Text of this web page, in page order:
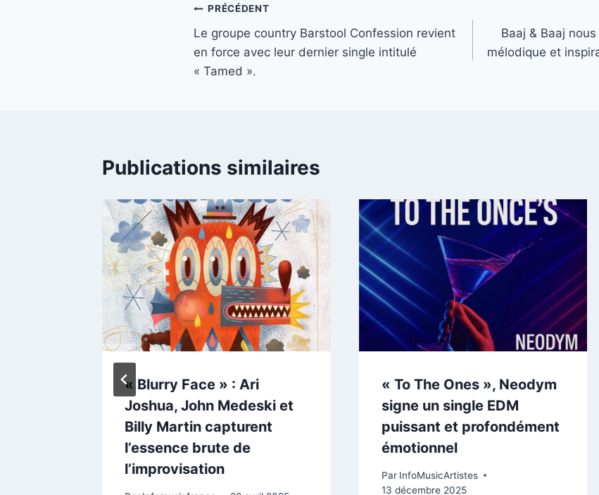
Navigation
de
l’article
PRÉCÉDENT
Le groupe country Barstool Confession revient
en force avec leur dernier single intitulé
« Tamed ».
Baaj & Baaj
mélodique et
Publications similaires
« Blurry Face » : Ari
Joshua, John Medeski et
Billy Martin capturent
l’essence brute de
l’improvisation
« To The Ones », Neodym
signe un single EDM
puissant et profondément
émotionnel
Par InfoMusicArtistes
13 décembre 2025